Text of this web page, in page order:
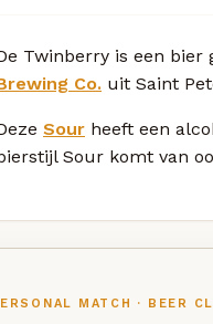
Twinberry is een bier
Co. uit Saint
Sour heeft een
Sour komt van
MATCH · BEER